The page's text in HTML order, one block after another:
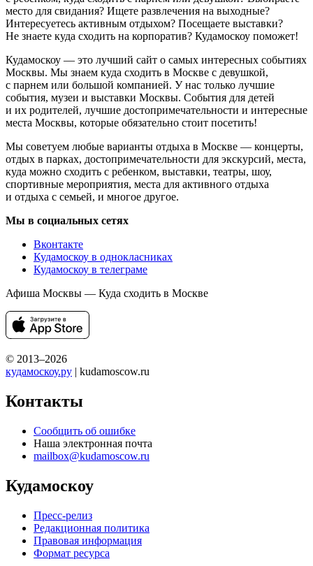
место для свидания? Ищете развлечения на выходные?
Интересуетесь активным отдыхом? Посещаете выставки?
Не знаете куда сходить на корпоратив? Кудамоскоу поможет!
Кудамоскоу — это лучший сайт о самых интересных событиях
Москвы. Мы знаем куда сходить в Москве с девушкой,
с парнем или большой компанией. У нас только лучшие
события, музеи и выставки Москвы. События для детей
и их родителей, лучшие достопримечательности и интересные
места Москвы, которые обязательно стоит посетить!
Мы советуем любые варианты отдыха в Москве — концерты,
отдых в парках, достопримечательности для экскурсий, места,
куда можно сходить с ребенком, выставки, театры, шоу,
спортивные мероприятия, места для активного отдыха
и отдыха с семьей, и многое другое.
Мы в социальных сетях
Вконтакте
Кудамоскоу в однокласниках
Кудамоскоу в телеграме
Афиша Москвы — Куда сходить в Москве
© 2013–2026
кудамоскоу.ру | kudamoscow.ru
Контакты
Сообщить об ошибке
Наша электронная почта
mailbox@kudamoscow.ru
Кудамоскоу
Пресс-релиз
Редакционная политика
Правовая информация
Формат ресурса